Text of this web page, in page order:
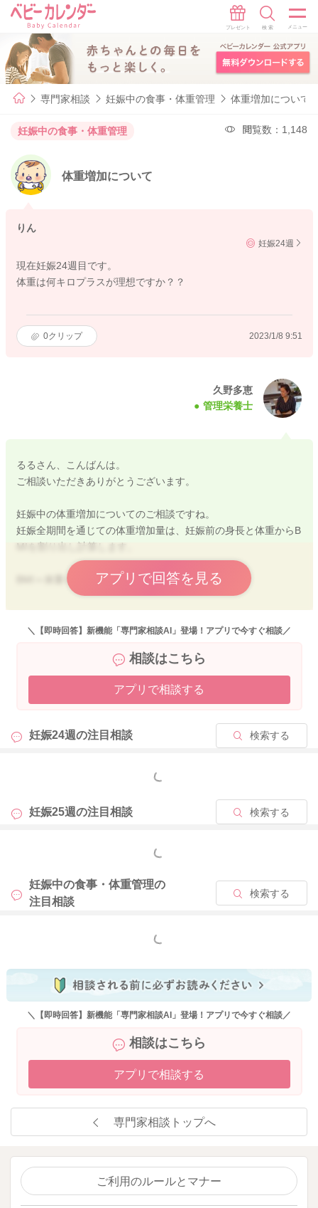
専門家相談 妊娠中の食事・体重管理 体重増加について
妊娠中の食事・体重管理 閲覧数：1,148
体重増加について
りん
妊娠24週
現在妊娠24週目です。
体重は何キロプラスが理想ですか？？
0クリップ 2023/1/8 9:51
久野多恵
管理栄養士
るるさん、こんばんは。
ご相談いただきありがとうございます。
妊娠中の体重増加についてのご相談ですね。
妊娠全期間を通じての体重増加量は、妊娠前の身長と体重からB
MIを割り出し計算します。
BMI＝体重÷身長(ｍ)÷身長(ｍ)
BMIの数値により、「やせ」「ふつう」「肥満１」「肥満２」に
分類されます。 その分類で妊娠全期間を通じての体重増加量
上記の式に妊娠前の身長と体重を当てはめて計算してみてくだ
さい。(わからなければ妊娠前の身長と体重を教えていただけれ
例えば、BMIが18.5以上25未満の方は「ふつう」の体格になり
ますので、体重増加量は10～13kgが目安となります。
こちらの計算や体重増加量を含めたものが、厚生労働省の「妊
考くださいね。
ただ、こちらの数値はあくまでも目安です。 実際には、妊婦
があると思いますので、個人に合った体重増加量は主治医にご
よろしくお願いいたします。
アプリで回答を見る
＼【即時回答】新機能「専門家相談AI」登場！アプリで今すぐ相談／
相談はこちら
アプリで相談する
妊娠24週の注目相談 検索する
もっと見る
妊娠25週の注目相談 検索する
もっと見る
妊娠中の食事・体重管理の
注目相談
検索する
もっと見る
＼【即時回答】新機能「専門家相談AI」登場！アプリで今すぐ相談／
相談はこちら
アプリで相談する
専門家相談トップへ
ご利用のルールとマナー